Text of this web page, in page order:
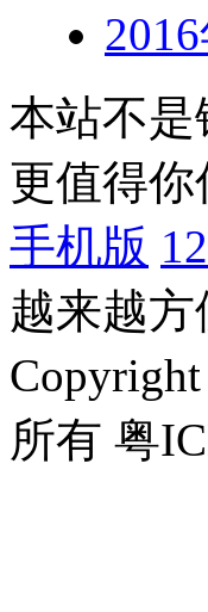
本站不
更值得
手机版
越来越
所有 粤